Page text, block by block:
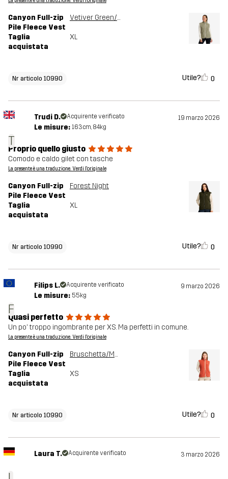
Canyon Full-zip
Pile Fleece Vest
Vetiver Green/Oatmeal
Taglia
acquistata
XL
Nr articolo 10990 Utile? 0
T
Trudi D. Acquirente verificato 19 marzo 2026
Le misure: 163cm, 84kg
Proprio quello giusto
Comodo e caldo gilet con tasche
La presente è una traduzione. Verdi l'originale
Canyon Full-zip
Pile Fleece Vest
Forest Night
Taglia
acquistata
XL
Nr articolo 10990 Utile? 0
F
Filips L. Acquirente verificato 9 marzo 2026
Le misure: 55kg
Quasi perfetto
Un po' troppo ingombrante per XS. Ma perfetti in comune.
La presente è una traduzione. Verdi l'originale
Canyon Full-zip
Pile Fleece Vest
Bruschetta/Maple Sugar
Taglia
acquistata
XS
Nr articolo 10990 Utile? 0
Laura T. Acquirente verificato 3 marzo 2026